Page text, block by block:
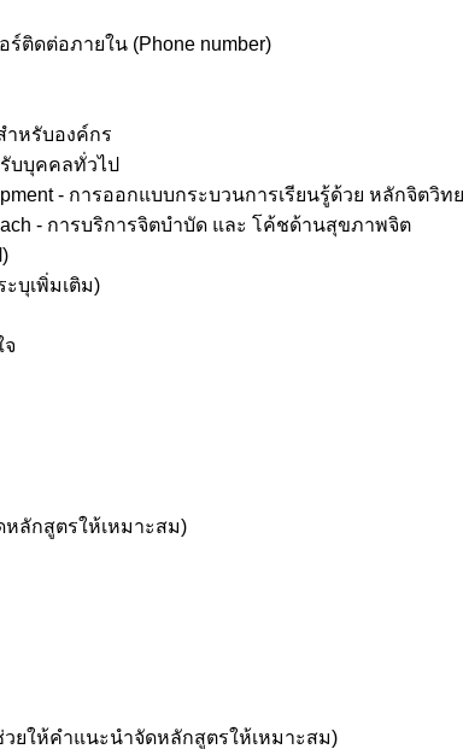
ติดต่อภายใน (Phone number)
ำหรับองค์กร
บบุคคลทั่วไป
- การออกแบบกระบวนการเรียนรู้ด้วย หลักจิตวิ
Psychotherapy & Mental Health Coach - การบริการจิตบำบัด และ โค้ชด้านสุขภาพจิต
บุเพิ่มเติม)
ลักสูตรให้เหมาะสม)
ยให้คำแนะนำจัดหลักสูตรให้เหมาะสม)